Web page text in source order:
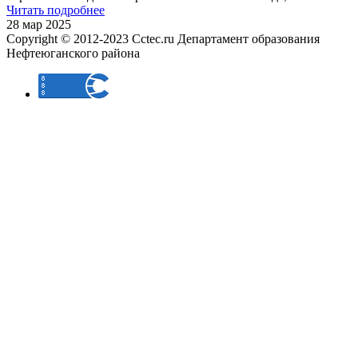
Читать подробнее
28 мар 2025
Copyright © 2012-2023 Cctec.ru Департамент образования
Нефтеюганского района